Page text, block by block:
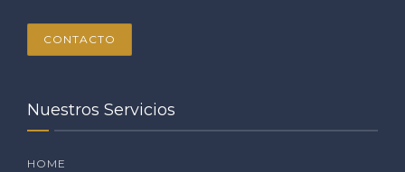
CONTACTO
Nuestros Servicios
HOME